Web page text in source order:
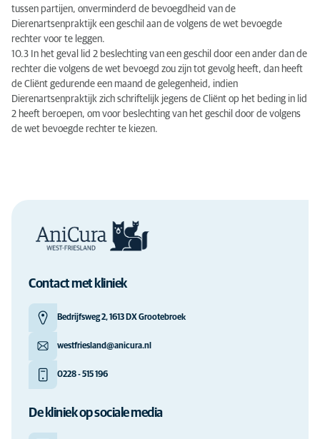
tussen partijen, onverminderd de bevoegdheid van de
Dierenartsenpraktijk een geschil aan de volgens de wet bevoegde
rechter voor te leggen.
10.3 In het geval lid 2 beslechting van een geschil door een ander dan de
rechter die volgens de wet bevoegd zou zijn tot gevolg heeft, dan heeft
de Cliënt gedurende een maand de gelegenheid, indien
Dierenartsenpraktijk zich schriftelijk jegens de Cliënt op het beding in lid
2 heeft beroepen, om voor beslechting van het geschil door de volgens
de wet bevoegde rechter te kiezen.
Contact met kliniek
Bedrijfsweg 2, 1613 DX Grootebroek
westfriesland@anicura.nl
0228 - 515 196
De kliniek op sociale media